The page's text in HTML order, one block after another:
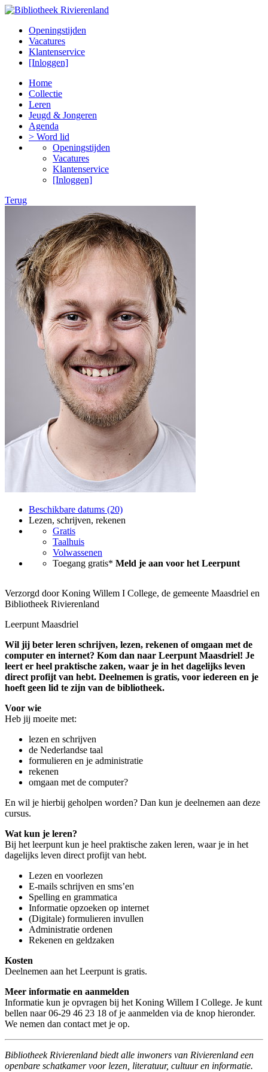
Openingstijden
Vacatures
Klantenservice
[Inloggen]
Home
Collectie
Leren
Jeugd & Jongeren
Agenda
> Word lid
Openingstijden
Vacatures
Klantenservice
[Inloggen]
Terug
Beschikbare datums (20)
Lezen, schrijven, rekenen
Gratis
Taalhuis
Volwassenen
Toegang gratis* Meld je aan voor het Leerpunt
Verzorgd door Koning Willem I College, de gemeente Maasdriel en
Bibliotheek Rivierenland
Leerpunt Maasdriel
Wil jij beter leren schrijven, lezen, rekenen of omgaan met de
computer en internet? Kom dan naar Leerpunt Maasdriel! Je
leert er heel praktische zaken, waar je in het dagelijks leven
direct profijt van hebt. Deelnemen is gratis, voor iedereen en je
hoeft geen lid te zijn van de bibliotheek.
Voor wie
Heb jij moeite met:
lezen en schrijven
de Nederlandse taal
formulieren en je administratie
rekenen
omgaan met de computer?
En wil je hierbij geholpen worden? Dan kun je deelnemen aan deze
cursus.
Wat kun je leren?
Bij het leerpunt kun je heel praktische zaken leren, waar je in het
dagelijks leven direct profijt van hebt.
Lezen en voorlezen
E-mails schrijven en sms’en
Spelling en grammatica
Informatie opzoeken op internet
(Digitale) formulieren invullen
Administratie ordenen
Rekenen en geldzaken
Kosten
Deelnemen aan het Leerpunt is gratis.
Meer informatie en aanmelden
Informatie kun je opvragen bij het Koning Willem I College. Je kunt
bellen naar 06-29 46 23 18 of je aanmelden via de knop hieronder.
We nemen dan contact met je op.
Bibliotheek Rivierenland biedt alle inwoners van Rivierenland een
openbare schatkamer voor lezen, literatuur, cultuur en informatie.